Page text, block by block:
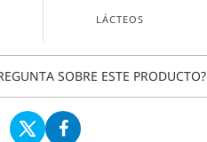
LÁCTEOS
SOBRE ESTE PRODUCTO?